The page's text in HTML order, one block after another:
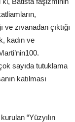
zıvanadan çıktığı
kadın ve
sayıda tutuklama
katılması
“Yüzyılın